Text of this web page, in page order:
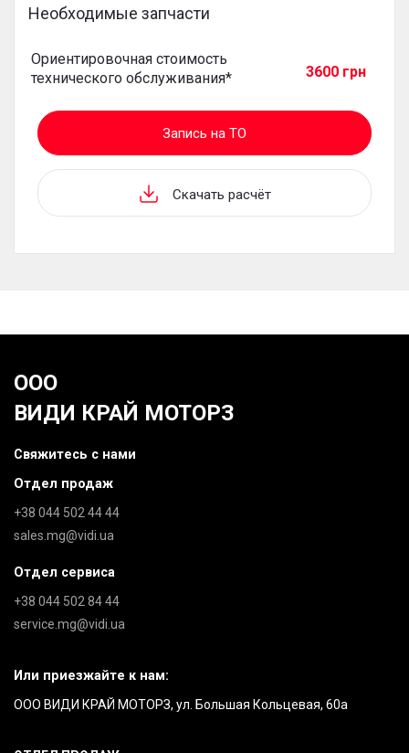
Необходимые запчасти
Ориентировочная стоимость
технического обслуживания*
3600 грн
Запись на ТО
Скачать расчёт
ООО
ВИДИ КРАЙ МОТОРЗ
Свяжитесь с нами
Отдел продаж
+38 044 502 44 44
sales.mg@vidi.ua
Отдел сервиса
+38 044 502 84 44
service.mg@vidi.ua
Или приезжайте к нам:
ООО ВИДИ КРАЙ МОТОРЗ, ул. Большая Кольцевая, 60а